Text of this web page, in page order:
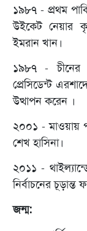
১৯৮৭ - প্রথম
উইকেট নেয়ার
ইমরান খান।
১৯৮৭ - চীনের
প্রেসিডেন্ট
উত্থাপন করেন ।
২০০১ - মাওয়ায়
শেখ হাসিনা।
২০১১ -
নির্বাচনের
জন্ম: